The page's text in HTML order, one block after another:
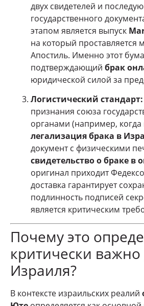
двух свидетелей и
государственного
этапом является выпуск
на который проставляется
Апостиль. Именно этот
подтверждающий брак
юридической силой за
Логистический стандарт:
признания союза
органами (например, когда
легализация брака в
документ с физическими
свидетельство о браке в
оригинал приходит
доставка гарантирует
подлинность подписей
является критическим
Почему это
критически важно
Израиля?
В контексте израильских реалий